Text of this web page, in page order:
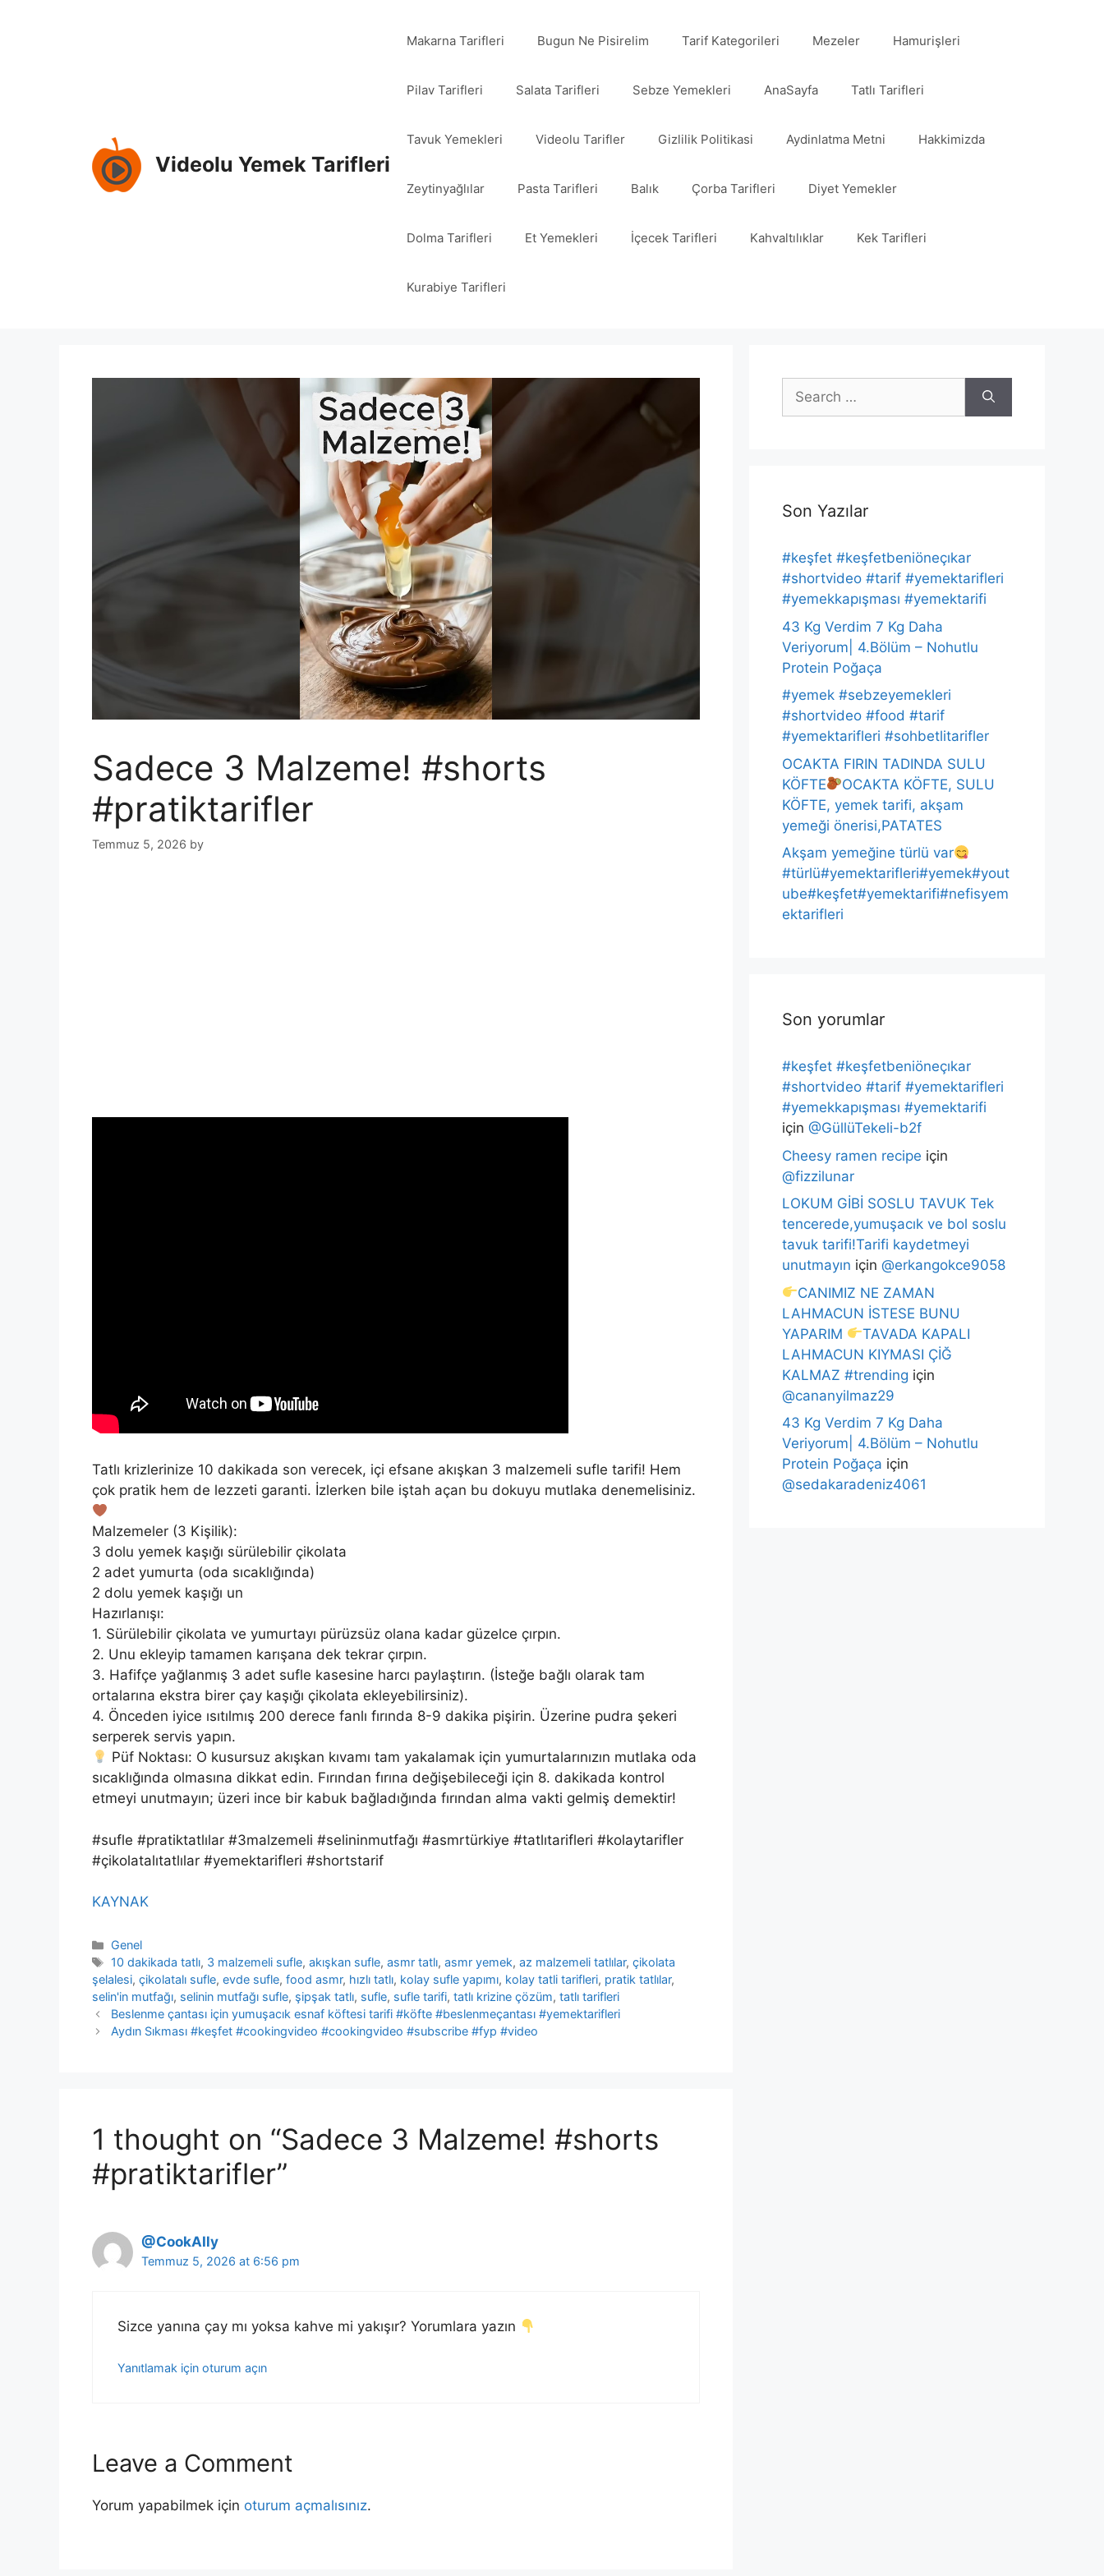
Videolu Yemek Tarifleri
Makarna Tarifleri Bugun Ne Pisirelim Tarif Kategorileri Mezeler Hamurişleri
Pilav Tarifleri Salata Tarifleri Sebze Yemekleri AnaSayfa Tatlı Tarifleri
Tavuk Yemekleri Videolu Tarifler Gizlilik Politikasi Aydinlatma Metni Hakkimizda
Zeytinyağlılar Pasta Tarifleri Balık Çorba Tarifleri Diyet Yemekler
Dolma Tarifleri Et Yemekleri İçecek Tarifleri Kahvaltılıklar Kek Tarifleri
Kurabiye Tarifleri
Sadece 3 Malzeme! #shorts
#pratiktarifler
Temmuz 5, 2026 by
Tatlı krizlerinize 10 dakikada son verecek, içi efsane akışkan 3 malzemeli sufle tarifi! Hem
çok pratik hem de lezzeti garanti. İzlerken bile iştah açan bu dokuyu mutlaka denemelisiniz.
Malzemeler (3 Kişilik):
3 dolu yemek kaşığı sürülebilir çikolata
2 adet yumurta (oda sıcaklığında)
2 dolu yemek kaşığı un
Hazırlanışı:
1. Sürülebilir çikolata ve yumurtayı pürüzsüz olana kadar güzelce çırpın.
2. Unu ekleyip tamamen karışana dek tekrar çırpın.
3. Hafifçe yağlanmış 3 adet sufle kasesine harcı paylaştırın. (İsteğe bağlı olarak tam
ortalarına ekstra birer çay kaşığı çikolata ekleyebilirsiniz).
4. Önceden iyice ısıtılmış 200 derece fanlı fırında 8-9 dakika pişirin. Üzerine pudra şekeri
serperek servis yapın.
Püf Noktası: O kusursuz akışkan kıvamı tam yakalamak için yumurtalarınızın mutlaka oda
sıcaklığında olmasına dikkat edin. Fırından fırına değişebileceği için 8. dakikada kontrol
etmeyi unutmayın; üzeri ince bir kabuk bağladığında fırından alma vakti gelmiş demektir!
#sufle #pratiktatlılar #3malzemeli #selininmutfağı #asmrtürkiye #tatlıtarifleri #kolaytarifler
#çikolatalıtatlılar #yemektarifleri #shortstarif
KAYNAK
Categories
Genel
Tags
10 dakikada tatlı, 3 malzemeli sufle,akışkan sufle,asmr tatlı,asmr yemek,az malzemeli tatlılar,çikolata
şelalesi, çikolatalı sufle, evde sufle, food asmr, hızlı tatlı, kolay sufle yapımı, kolay tatli tarifleri, pratik tatlılar,
selin'in mutfağı, selinin mutfağı sufle, şipşak tatlı, sufle, sufle tarifi, tatlı krizine çözüm, tatlı tarifleri
Beslenme çantası için yumuşacık esnaf köftesi tarifi #köfte #beslenmeçantası #yemektarifleri
Aydın Sıkması #keşfet #cookingvideo #cookingvideo #subscribe #fyp #video
1 thought on “Sadece 3 Malzeme! #shorts
#pratiktarifler”
@CookAIly
Temmuz 5, 2026 at 6:56 pm
Sizce yanına çay mı yoksa kahve mi yakışır? Yorumlara yazın
Yanıtlamak için oturum açın
Leave a Comment
Yorum yapabilmek için oturum açmalısınız.
Search
for:
Son Yazılar
#keşfet #keşfetbeniöneçıkar
#shortvideo #tarif #yemektarifleri
#yemekkapışması #yemektarifi
43 Kg Verdim 7 Kg Daha
Veriyorum| 4.Bölüm – Nohutlu
Protein Poğaça
#yemek #sebzeyemekleri
#shortvideo #food #tarif
#yemektarifleri #sohbetlitarifler
OCAKTA FIRIN TADINDA SULU
KÖFTE
OCAKTA KÖFTE, SULU
KÖFTE, yemek tarifi, akşam
yemeği önerisi,PATATES
Akşam yemeğine türlü var
#türlü#yemektarifleri#yemek#yout
ube#keşfet#yemektarifi#nefisyem
ektarifleri
Son yorumlar
#keşfet #keşfetbeniöneçıkar
#shortvideo #tarif #yemektarifleri
#yemekkapışması #yemektarifi
için @GüllüTekeli-b2f
Cheesy ramen recipe için
@fizzilunar
LOKUM GİBİ SOSLU TAVUK Tek
tencerede,yumuşacık ve bol soslu
tavuk tarifi!Tarifi kaydetmeyi
unutmayın için @erkangokce9058
CANIMIZ NE ZAMAN
LAHMACUN İSTESE BUNU
YAPARIM
TAVADA KAPALI
LAHMACUN KIYMASI ÇİĞ
KALMAZ #trending için
@cananyilmaz29
43 Kg Verdim 7 Kg Daha
Veriyorum| 4.Bölüm – Nohutlu
Protein Poğaça için
@sedakaradeniz4061